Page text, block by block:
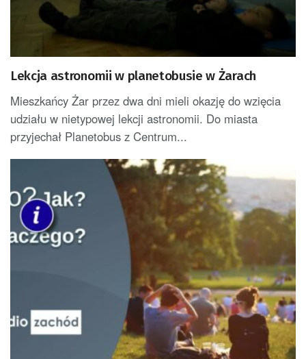
Lekcja astronomii w planetobusie w Żarach
Mieszkańcy Żar przez dwa dni mieli okazję do wzięcia
udziału w nietypowej lekcji astronomii. Do miasta
przyjechał Planetobus z Centrum...